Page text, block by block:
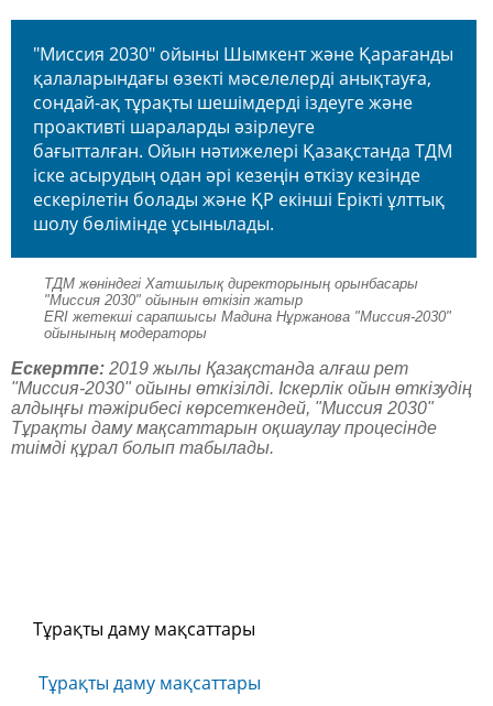
"Миссия 2030" ойыны Шымкент және Қарағанды
қалаларындағы өзекті мәселелерді анықтауға,
сондай-ақ тұрақты шешімдерді іздеуге және
проактивті шараларды әзірлеуге
бағытталған. Ойын нәтижелері Қазақстанда ТДМ
іске асырудың одан әрі кезеңін өткізу кезінде
ескерілетін болады және ҚР екінші Ерікті ұлттық
шолу бөлімінде ұсынылады.
ТДМ жөніндегі Хатшылық директорының орынбасары
"Миссия 2030" ойынын өткізіп жатыр
ERI жетекші сарапшысы Мадина Нұржанова "Миссия-2030"
ойынының модераторы
Ескертпе: 2019 жылы Қазақстанда алғаш рет
"Миссия-2030" ойыны өткізілді. Іскерлік ойын өткізудің
алдыңғы тәжірибесі көрсеткендей, "Миссия 2030"
Тұрақты даму мақсаттарын оқшаулау процесінде
тиімді құрал болып табылады.
Тұрақты даму мақсаттары
Тұрақты даму мақсаттары